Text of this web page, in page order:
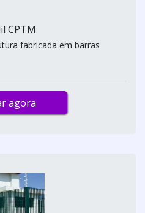
CPTM
fabricada em barras
agora